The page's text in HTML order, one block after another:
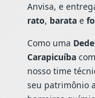
Anvisa, e
rato, baratae
Como uma
Carapicuíba
nosso time
seu patrimônio